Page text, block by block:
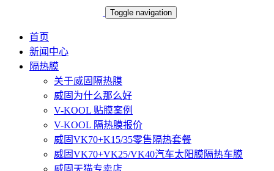
Toggle navigation
首页
新闻中心
隔热膜
关于威固隔热膜
威固为什么那么好
V-KOOL 贴膜案例
V-KOOL 隔热膜报价
威固VK70+K15/35零售隔热套餐
威固VK70+VK25/VK40汽车太阳膜隔热车膜